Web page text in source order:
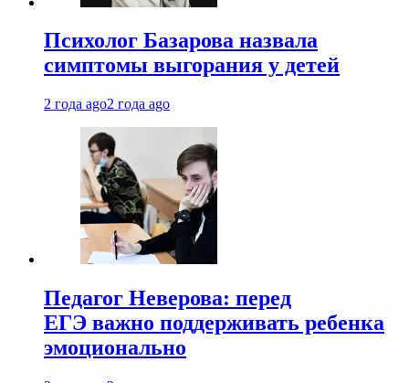
Психолог Базарова назвала
симптомы выгорания у детей
2 года ago2 года ago
Педагог Неверова: перед
ЕГЭ важно поддерживать ребенка
эмоционально